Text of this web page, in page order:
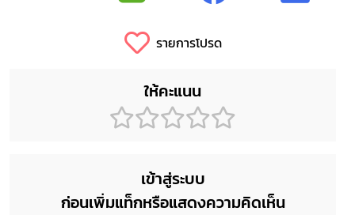
รายการโปรด
ให้คะแนน
เข้าสู่ระบบ
ก่อนเพิ่มแท็กหรือแสดงความคิดเห็น